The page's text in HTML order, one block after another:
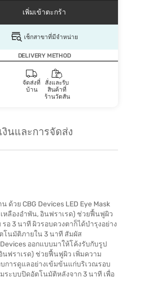
เพิ่มเข้าตะกร้า
เช็กสาขาที่มีจำหน่าย
DELIVERY METHOD
จัดส่งที่
บ้าน
สั่งและรับ
สินค้าที่
ร้านวัตสัน
งินและการจัดส่ง
วย CBG Devices LED Eye Mask
หลืองอำพัน, อินฟราเรด) ช่วยฟื้นฟูผิว
3 นาที ผิวรอบดวงตาก็ได้บำรุงอย่าง
โนมัติภายใน 3 นาที สัมผัส
ออกแบบมาให้โค้งรับกับรูป
ฟราเรด) ช่วยฟื้นฟูผิว เพิ่มความ
การดูแลอย่างเข้มข้นแก่บริเวณรอบ
ระบบปิดอัตโนมัติหลังจาก 3 นาที เพื่อ